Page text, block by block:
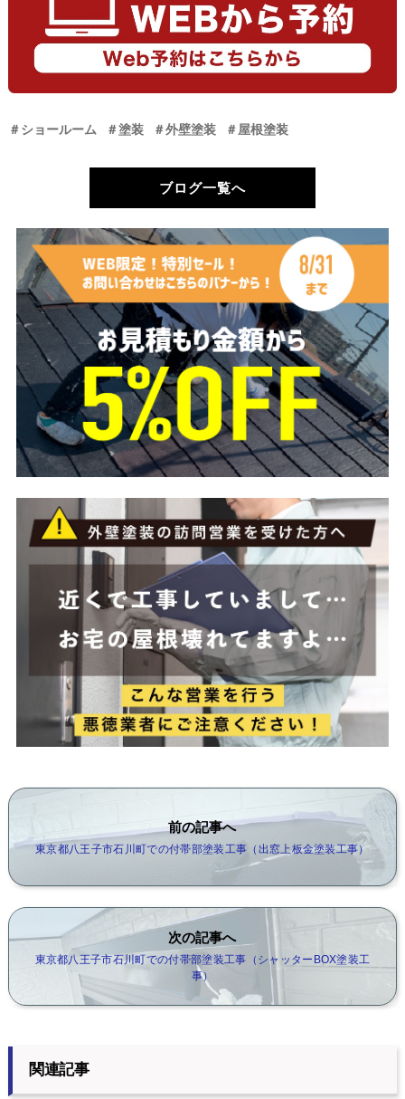
＃ショールーム ＃塗装 ＃外壁塗装 ＃屋根塗装
ブログ一覧へ
前の記事へ
東京都八王子市石川町での付帯部塗装工事（出窓上板金塗装工事）
次の記事へ
東京都八王子市石川町での付帯部塗装工事（シャッターBOX塗装工
事）
関連記事